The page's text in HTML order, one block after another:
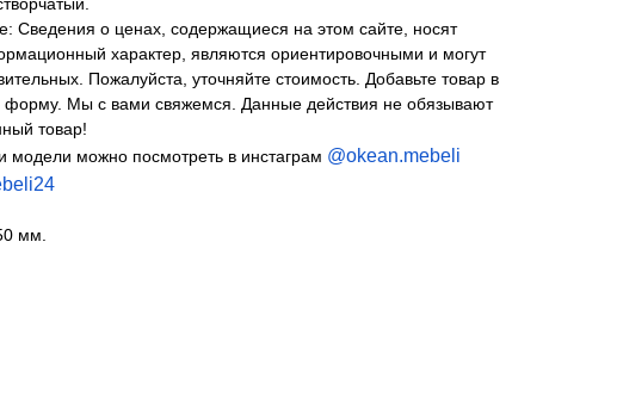
Сведения о ценах, содержащиеся на этом сайте, носят
характер, являются ориентировочными и могут
Пожалуйста, уточняйте стоимость. Добавьте товар в
форму. Мы с вами свяжемся. Данные действия не обязывают
товар!
модели можно посмотреть в инстаграм @okean.mebeli
мм.